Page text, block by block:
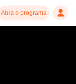
Abra o programa